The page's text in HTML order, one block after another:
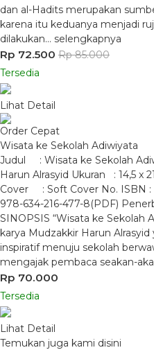
dan al-Hadits merupakan
karena itu keduanya menjadi
dilakukan… selengkapnya
Rp 72.500 Rp 85.000
Tersedia
Lihat Detail
Order Cepat
Wisata ke Sekolah Adiwiyata
Judul : Wisata ke Sekolah
Harun Alrasyid Ukuran : 14,5
Cover : Soft Cover No. ISBN :
978-634-216-477-8(PDF)
SINOPSIS “Wisata ke Sekolah
karya Mudzakkir Harun
inspiratif menuju sekolah
mengajak pembaca seakan-
Rp 70.000
Tersedia
Lihat Detail
Temukan juga kami disini